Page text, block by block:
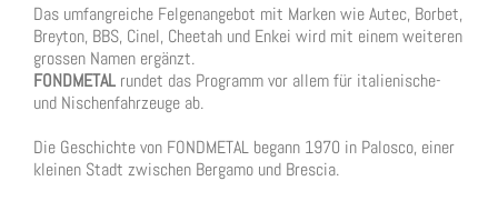
Das umfangreiche Felgenangebot mit Marken wie Autec, Borbet,
Breyton, BBS, Cinel, Cheetah und Enkei wird mit einem weiteren
grossen Namen ergänzt.
FONDMETAL rundet das Programm vor allem für italienische-
und Nischenfahrzeuge ab.
Die Geschichte von FONDMETAL begann 1970 in Palosco, einer
kleinen Stadt zwischen Bergamo und Brescia.